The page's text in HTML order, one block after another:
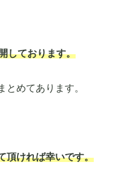
しております。
とめてあります。
頂ければ幸いです。